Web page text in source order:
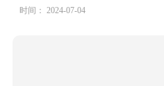
时间： 2024-07-04